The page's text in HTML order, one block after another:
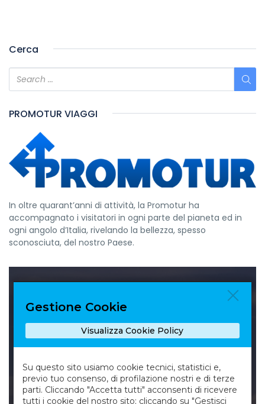
Cerca
PROMOTUR VIAGGI
In oltre quarant’anni di attività, la Promotur ha
accompagnato i visitatori in ogni parte del pianeta ed in
ogni angolo d’Italia, rivelando la bellezza, spesso
sconosciuta, del nostro Paese.